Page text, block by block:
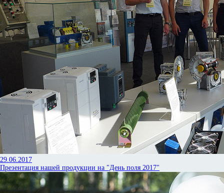
29.06.2017
Презентация нашей продукции на "День поля 2017"